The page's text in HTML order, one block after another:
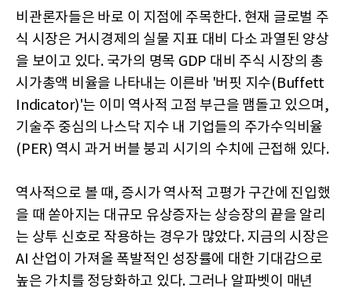
비관론자들은 바로 이 지점에 주목한다. 현재 글로벌 주
식 시장은 거시경제의 실물 지표 대비 다소 과열된 양상
을 보이고 있다. 국가의 명목 GDP 대비 주식 시장의 총
시가총액 비율을 나타내는 이른바 '버핏 지수(Buffett
Indicator)'는 이미 역사적 고점 부근을 맴돌고 있으며,
기술주 중심의 나스닥 지수 내 기업들의 주가수익비율
(PER) 역시 과거 버블 붕괴 시기의 수치에 근접해 있다.
역사적으로 볼 때, 증시가 역사적 고평가 구간에 진입했
을 때 쏟아지는 대규모 유상증자는 상승장의 끝을 알리
는 상투 신호로 작용하는 경우가 많았다. 지금의 시장은
AI 산업이 가져올 폭발적인 성장률에 대한 기대감으로
높은 가치를 정당화하고 있다. 그러나 알파벳이 매년